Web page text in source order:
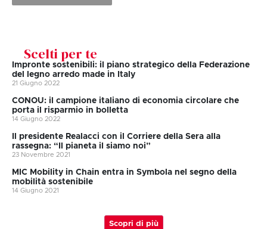
Scelti per te
Impronte sostenibili: il piano strategico della Federazione
del legno arredo made in Italy
21 Giugno 2022
CONOU: il campione italiano di economia circolare che
porta il risparmio in bolletta
14 Giugno 2022
Il presidente Realacci con il Corriere della Sera alla
rassegna: “Il pianeta il siamo noi”
23 Novembre 2021
MIC Mobility in Chain entra in Symbola nel segno della
mobilità sostenibile
14 Giugno 2021
Scopri di più